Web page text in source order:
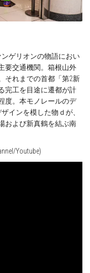
ゲリオンの物語におい
要交通機関。箱根山外
それまでの首都「第2新
完工を目途に遷都が計
度。本モノレールのデ
インを模した物ｄが、
および新真鶴を結ぶ南
Youtube)